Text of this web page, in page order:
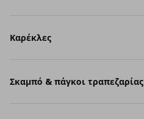
Καρέκλες
Σκαμπό & πάγκοι τραπεζαρίας